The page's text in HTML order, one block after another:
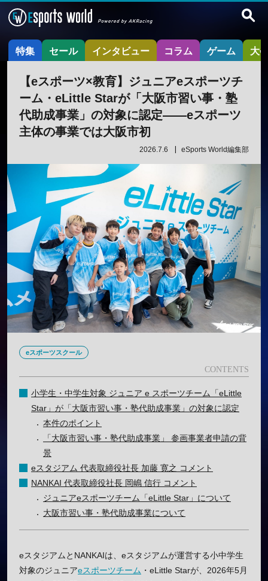
特集 セール インタビュー コラム ゲーム 大
【eスポーツ×教育】ジュニアeスポーツチ
ーム・eLittle Starが「大阪市習い事・塾
代助成事業」の対象に認定——eスポーツ
主体の事業では大阪市初
2026.7.6 eSports World編集部
eスポーツスクール
小学生・中学生対象 ジュニア e スポーツチーム「eLittle
Star」が「大阪市習い事・塾代助成事業」の対象に認定
本件のポイント
「大阪市習い事・塾代助成事業」 参画事業者申請の背
景
eスタジアム 代表取締役社長 加藤 寛之 コメント
NANKAI 代表取締役社長 岡嶋 信行 コメント
ジュニアeスポーツチーム「eLittle Star」について
大阪市習い事・塾代助成事業について
eスタジアムとNANKAIは、eスタジアムが運営する小中学生
対象のジュニアeスポーツチーム ・eLittle Starが、2026年5月